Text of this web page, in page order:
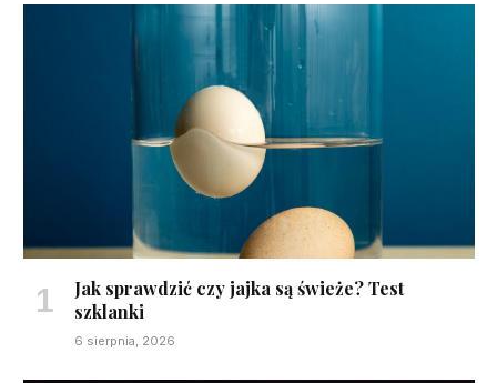
Jak sprawdzić czy jajka są świeże? Test
szklanki
6 sierpnia, 2026